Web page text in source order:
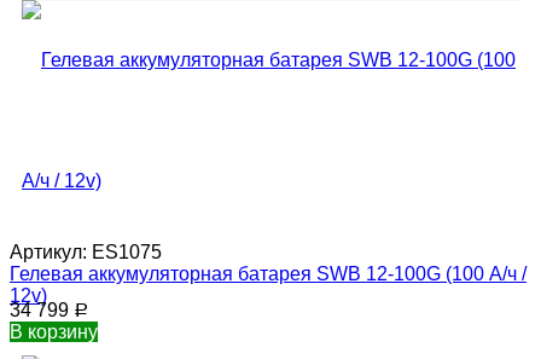
Артикул: ES1075
Гелевая аккумуляторная батарея SWB 12-100G (100 А/ч /
12v)
34 799 Р
В корзину